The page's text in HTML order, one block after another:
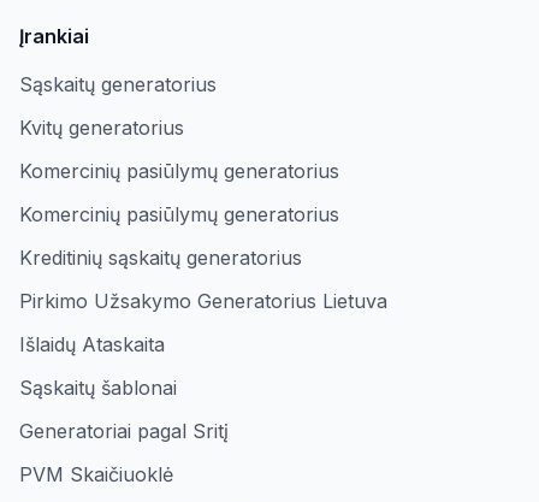
Įrankiai
Sąskaitų generatorius
Kvitų generatorius
Komercinių pasiūlymų generatorius
Komercinių pasiūlymų generatorius
Kreditinių sąskaitų generatorius
Pirkimo Užsakymo Generatorius Lietuva
Išlaidų Ataskaita
Sąskaitų šablonai
Generatoriai pagal Sritį
PVM Skaičiuoklė